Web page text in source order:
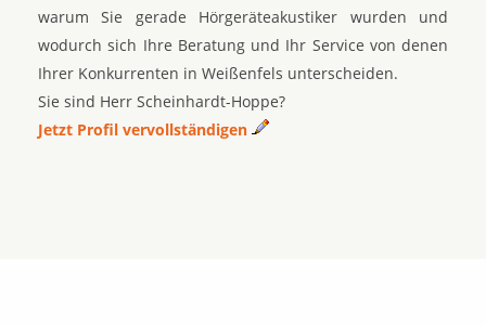
warum Sie gerade Hörgeräteakustiker wurden und
wodurch sich Ihre Beratung und Ihr Service von denen
Ihrer Konkurrenten in Weißenfels unterscheiden.
Sie sind Herr Scheinhardt-Hoppe?
Jetzt Profil vervollständigen